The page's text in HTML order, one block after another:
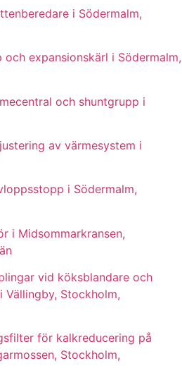
i Södermalm,
expansionskärl i Södermalm,
och shuntgrupp i
av värmesystem i
i Södermalm,
i Midsommarkransen,
vid köksblandare och
Vällingby, Stockholm,
för kalkreducering på
Stockholm,